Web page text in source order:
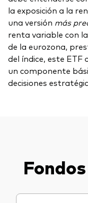
la exposición a la
una versión más
renta variable con
de la eurozona,
del índice, este ETF
un componente
decisiones